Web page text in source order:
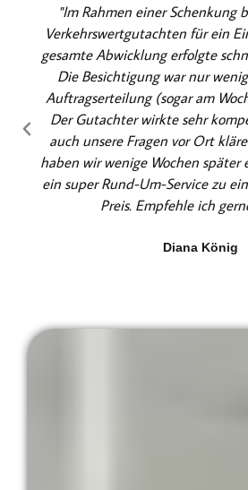
e
r
t
e
t
m
i
t
5
v
n
"Im Rahmen einer Schenkung
Verkehrswertgutachten für ein
gesamte Abwicklung erfolgte
Die Besichtigung war nur
Auftragserteilung (sogar am
Der Gutachter wirkte sehr
auch unsere Fragen vor Ort
haben wir wenige Wochen später
ein super Rund-Um-Service zu
Preis. Empfehle ich
Diana König